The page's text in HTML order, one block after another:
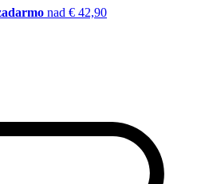
nad € 42,90